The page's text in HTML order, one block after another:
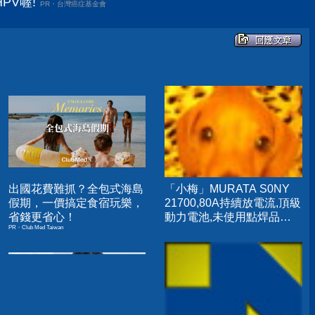
PR・台灣癌症基金會
出國花費難抓？全包式海島
假期，一價搞定食宿玩樂，
省錢更省心！
PR・Club Med Taiwan
「小梅」MURATA S0NY
21700,80A持續放電流,頂級
動力電池,未使用點焊品
US21700VTC6